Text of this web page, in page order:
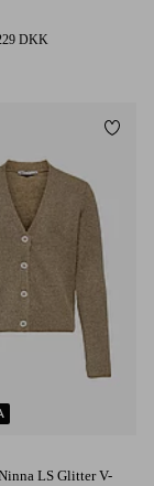
DKK
LS Glitter V-
134/140146-152